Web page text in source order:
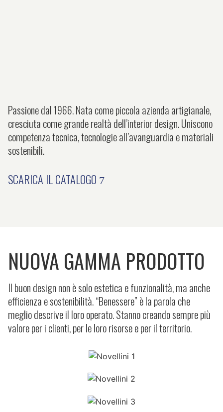
Passione dal 1966. Nata come piccola azienda artigianale,
cresciuta come grande realtà dell’interior design. Uniscono
competenza tecnica, tecnologie all’avanguardia e materiali
sostenibili.
SCARICA IL CATALOGO
NUOVA GAMMA PRODOTTO
Il buon design non è solo estetica e funzionalità, ma anche
efficienza e sostenibilità. “Benessere” è la parola che
meglio descrive il loro operato. Stanno creando sempre più
valore per i clienti, per le loro risorse e per il territorio.